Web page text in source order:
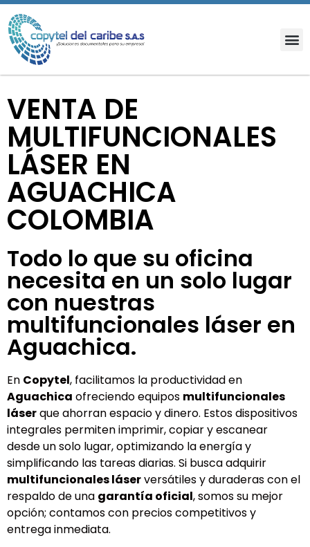
VENTA DE
MULTIFUNCIONALES
LÁSER EN
AGUACHICA
COLOMBIA
Todo lo que su oficina
necesita en un solo lugar
con nuestras
multifuncionales láser en
Aguachica.
En Copytel, facilitamos la productividad en
Aguachica ofreciendo equipos multifuncionales
láserque ahorran espacio y dinero. Estos dispositivos
integrales permiten imprimir, copiar y escanear
desde un solo lugar, optimizando la energía y
simplificando las tareas diarias. Si busca adquirir
multifuncionales láserversátiles y duraderas con el
respaldo de una garantía oficial, somos su mejor
opción; contamos con precios competitivos y
entrega inmediata.